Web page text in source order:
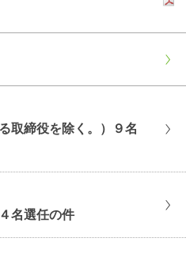
取締役を除く。）９名
名選任の件